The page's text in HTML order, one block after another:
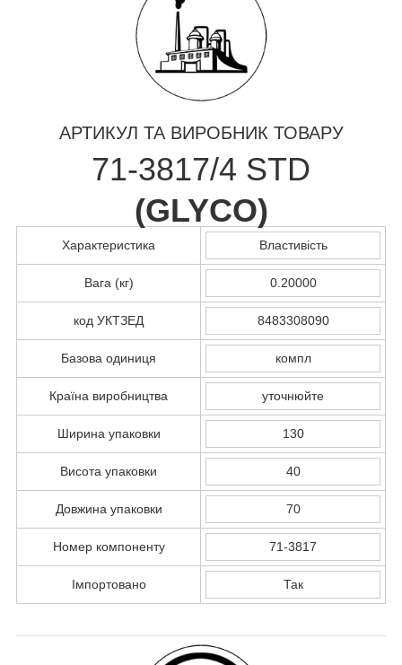
АРТИКУЛ ТА ВИРОБНИК ТОВАРУ
71-3817/4 STD
(GLYCO)
Характеристика Властивість
Вага (кг) 0.20000
код УКТЗЕД 8483308090
Базова одиниця компл
Країна виробництва уточнюйте
Ширина упаковки 130
Висота упаковки 40
Довжина упаковки 70
Номер компоненту 71-3817
Імпортовано Так